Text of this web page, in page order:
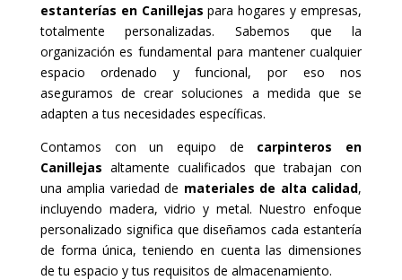
estanterías en Canillejas para hogares y empresas,
totalmente personalizadas. Sabemos que la
organización es fundamental para mantener cualquier
espacio ordenado y funcional, por eso nos
aseguramos de crear soluciones a medida que se
adapten a tus necesidades específicas.
Contamos con un equipo de carpinteros en
Canillejas altamente cualificados que trabajan con
una amplia variedad de materiales de alta calidad,
incluyendo madera, vidrio y metal. Nuestro enfoque
personalizado significa que diseñamos cada estantería
de forma única, teniendo en cuenta las dimensiones
de tu espacio y tus requisitos de almacenamiento.